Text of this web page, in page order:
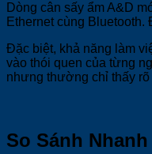
Dòng cân sấy ẩm A&D
Ethernet cùng
Đặc biệt, khả năng làm
vào thói quen của từng
nhưng thường chỉ thấy
So Sánh